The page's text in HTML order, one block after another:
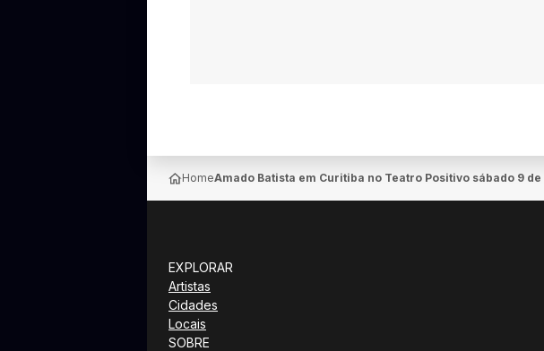
HomeAmado Batista em Curitiba no Teatro Positivo sábado 9
EXPLORAR
Artistas
Cidades
Locais
SOBRE